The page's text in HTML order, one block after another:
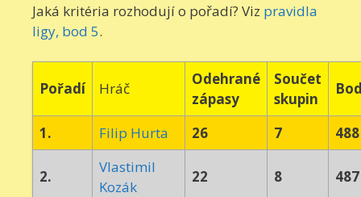
Jaká kritéria rozhodují o pořadí? Viz pravidla
ligy, bod 5.
Pořadí Hráč
Odehrané
zápasy
Součet
skupin
1. Filip Hurta 26 7 488
2.
Vlastimil
Kozák
22 8 487